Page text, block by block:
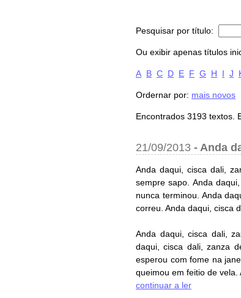
Pesquisar por título:
Ou exibir apenas títulos
A B C D E F G H I J
Ordernar por: mais novos
Encontrados 3193 textos.
21/09/2013 - Anda
Anda daqui, cisca dali,
sempre sapo. Anda
nunca terminou. Anda
correu. Anda daqui, cisca
Anda daqui, cisca dali,
daqui, cisca dali, zanza
esperou com fome na
queimou em feitio de vela.
continuar a ler